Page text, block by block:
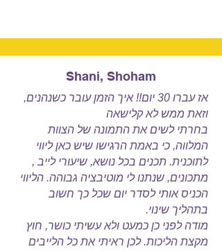
Shani, Shoham
אז עברו 30 יום!! איך הזמן עובר כשנהנים,
וזאת ממש לא קלישאה
בחרתי לשים את התמונה של הצוות
המלווה, כי באמת הרגישו שיש כאן ליווי
לתוכנית. תכנים בכל נושא, שיעורי לייב ,
מתכונים, שנתנו לי מוטיבציה גבוהה. הליווי
הכניס אותי לסדר יום שכל כך חשוב
בתהליך שינוי.
מודה לפני כן כמעט ולא עשיתי כושר, חוץ
מקצת הליכות. לכן ראיתי את כל הלייבים